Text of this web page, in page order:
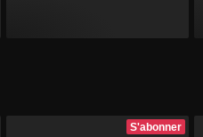
S'abonner